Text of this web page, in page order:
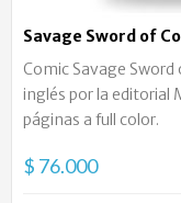
Savage Sword of
Comic Savage
inglés por la editorial
páginas a full color.
$ 76.000